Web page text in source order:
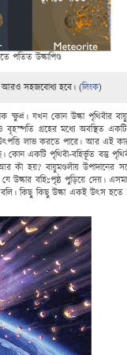
পতিত উল্কাপিণ্ড
আরও সহজবোধ্য হবে। (লিংক)
ক্ষুদ্র। যখন কোন উল্কা পৃথিবীর
গ্রহের মধ্যে অবস্থিত
লাভ করতে পারে। আর এই
কোন একটি পৃথিবী-বহির্ভূত বস্তু
কী হয়? বায়ুমণ্ডলীয় উপাদানের
যে উল্কার বহিঃপৃষ্ঠ পুড়িয়ে দেয়।
কিছু কিছু উল্কা একই উৎস হতে